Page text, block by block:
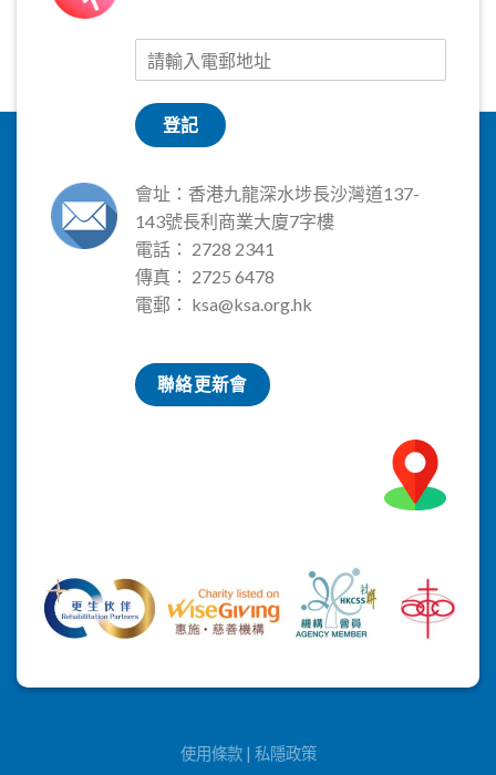
登記
會址：香港九龍深水埗長沙灣道137-
143號長利商業大廈7字樓
電話： 2728 2341
傳真： 2725 6478
電郵： ksa@ksa.org.hk
聯絡更新會
使用條款| 私隱政策